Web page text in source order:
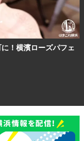
！横濱ローズパフェ